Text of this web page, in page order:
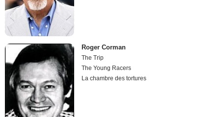
Roger Corman
The Trip
The Young Racers
La chambre des tortures